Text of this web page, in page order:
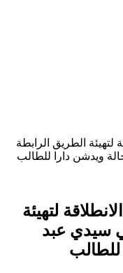
الطريق الرابطة
ويدشن دارا للطالب
لتهيئة
سيدي عبد
للطالب